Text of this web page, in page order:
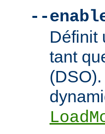
--
Définit
tant